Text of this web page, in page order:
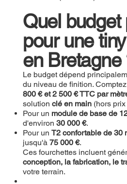
Quel budget
pour une
en Bretagne
Le budget dépend
du niveau de finition.
800 € et 2 500 € TTC par
solution clé en main(hors prix
Pour un module de base de
d'environ 30 000 €.
Pour un T2 confortable de 30
jusqu'à 75 000 €.
Ces fourchettes incluent
conception, la fabrication, le
votre terrain.